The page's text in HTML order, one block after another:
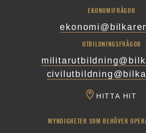
EKONOMIFRÅGOR
UTBILDNINGSFRÅGOR
HITTA HIT
MYNDIGHETER SOM BEHÖVER